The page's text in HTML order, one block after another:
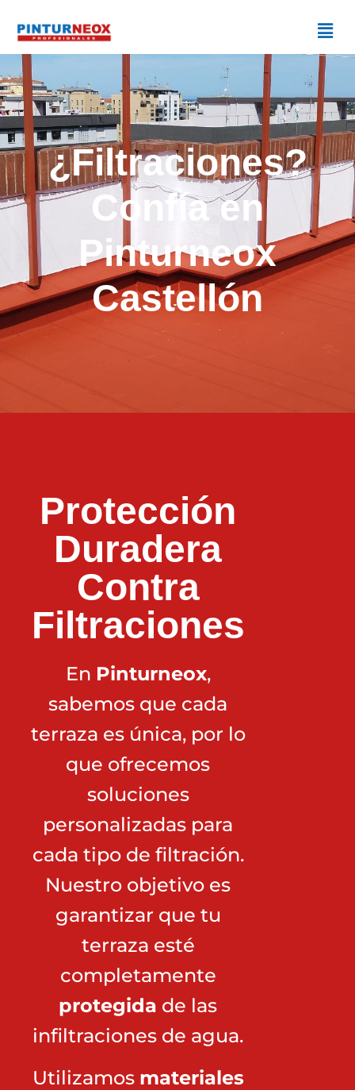
¿Filtraciones?
Confía en
Pinturneox
Castellón
Protección
Duradera
Contra
Filtraciones
En Pinturneox,
sabemos que cada
terraza es única, por lo
que ofrecemos
soluciones
personalizadas para
cada tipo de filtración.
Nuestro objetivo es
garantizar que tu
terraza esté
completamente
protegida de las
infiltraciones de agua.
Utilizamos materiales